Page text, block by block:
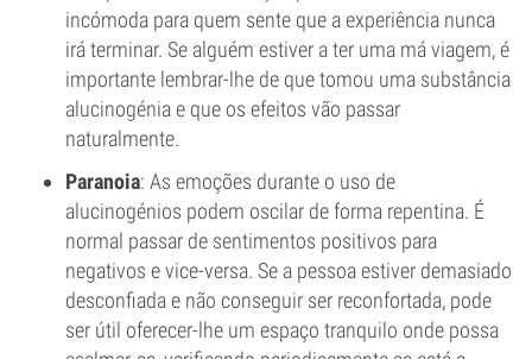
incómoda para quem sente que a experiência nunca
irá terminar. Se alguém estiver a ter uma má viagem, é
importante lembrar-lhe de que tomou uma substância
alucinogénia e que os efeitos vão passar
naturalmente.
Paranoia: As emoções durante o uso de
alucinogénios podem oscilar de forma repentina. É
normal passar de sentimentos positivos para
negativos e vice-versa. Se a pessoa estiver demasiado
desconfiada e não conseguir ser reconfortada, pode
ser útil oferecer-lhe um espaço tranquilo onde possa